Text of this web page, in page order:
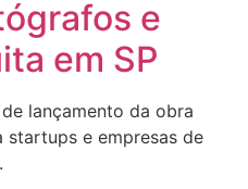
e
em SP
lançamento da obra
startups e empresas de